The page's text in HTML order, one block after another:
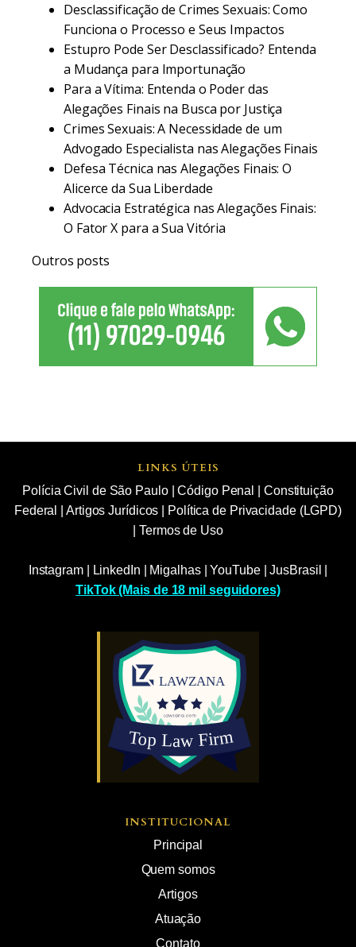
Desclassificação de Crimes Sexuais: Como
Funciona o Processo e Seus Impactos
Estupro Pode Ser Desclassificado? Entenda
a Mudança para Importunação
Para a Vítima: Entenda o Poder das
Alegações Finais na Busca por Justiça
Crimes Sexuais: A Necessidade de um
Advogado Especialista nas Alegações Finais
Defesa Técnica nas Alegações Finais: O
Alicerce da Sua Liberdade
Advocacia Estratégica nas Alegações Finais:
O Fator X para a Sua Vitória
Outros posts
LINKS ÚTEIS
Polícia Civil de São Paulo|Código Penal
Constituição
Federal
Artigos Jurídicos
Política de Privacidade (LGPD)
|Termos de Uso
Instagram| LinkedIn Migalhas|YouTube|JusBrasil
TikTok (Mais de 18 mil seguidores)
INSTITUCIONAL
Principal
Quem somos
Artigos
Atuação
Contato